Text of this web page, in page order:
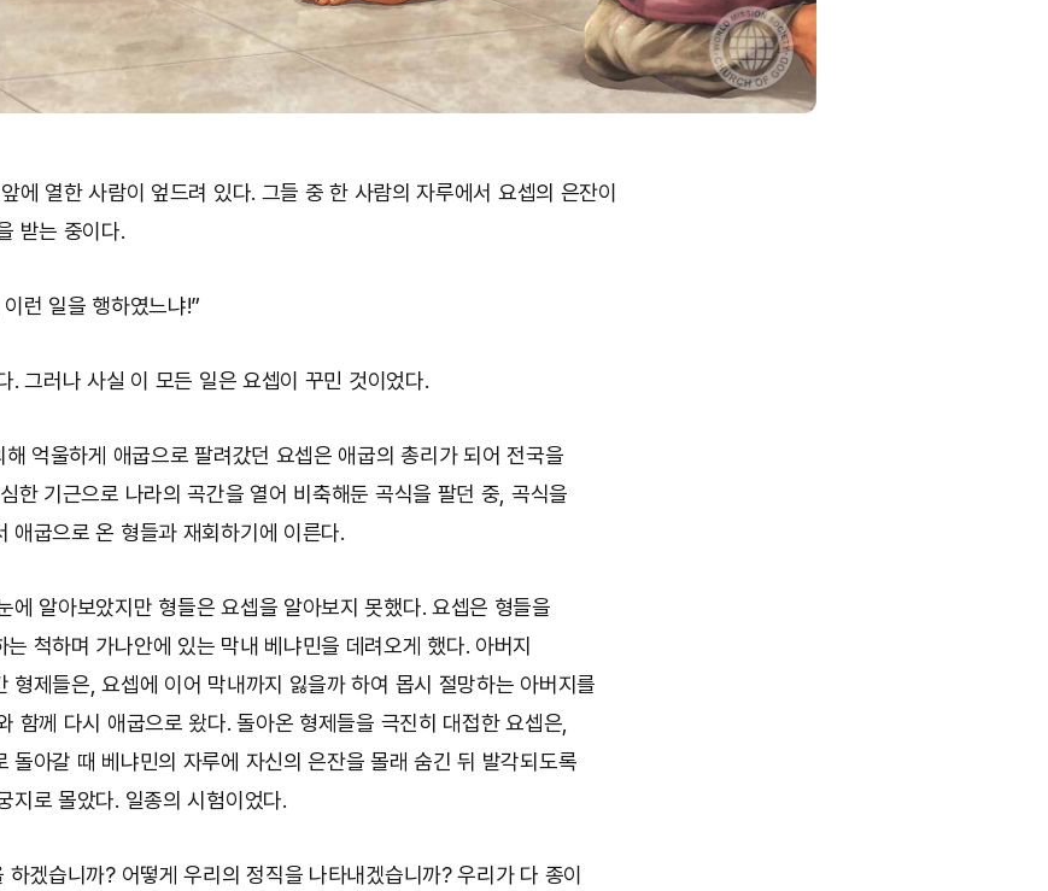
에 열한 사람이 엎드려 있다. 그들 중 한 사람의 자루에서 요셉의 은잔이
받는 중이다.
런 일을 행하였느냐!”
. 그러나 사실 이 모든 일은 요셉이 꾸민 것이었다.
억울하게 애굽으로 팔려갔던 요셉은 애굽의 총리가 되어 전국을
한 기근으로 나라의 곡간을 열어 비축해둔 곡식을 팔던 중, 곡식을
애굽으로 온 형들과 재회하기에 이른다.
에 알아보았지만 형들은 요셉을 알아보지 못했다. 요셉은 형들을
척하며 가나안에 있는 막내 베냐민을 데려오게 했다. 아버지
형제들은, 요셉에 이어 막내까지 잃을까 하여 몹시 절망하는 아버지를
함께 다시 애굽으로 왔다. 돌아온 형제들을 극진히 대접한 요셉은,
돌아갈 때 베냐민의 자루에 자신의 은잔을 몰래 숨긴 뒤 발각되도록
지로 몰았다. 일종의 시험이었다.
하겠습니까? 어떻게 우리의 정직을 나타내겠습니까? 우리가 다 종이